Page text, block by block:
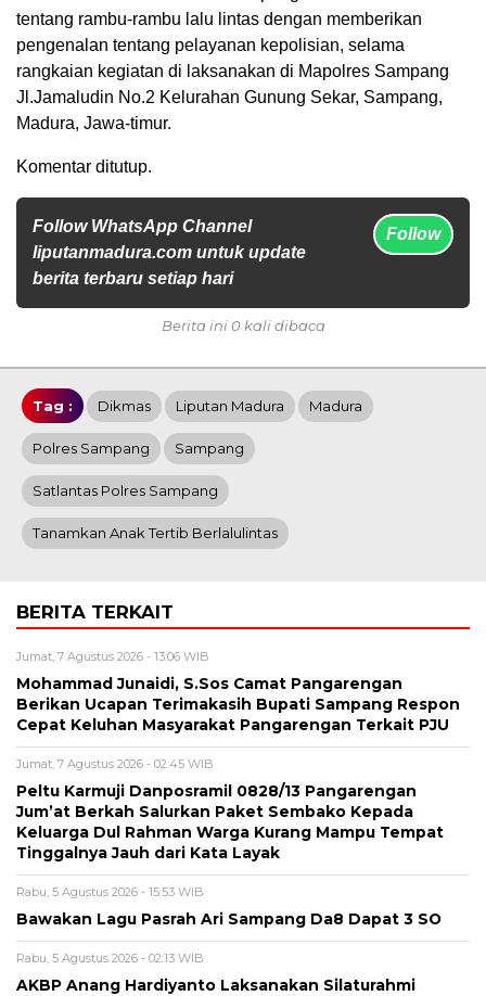
tentang rambu-rambu lalu lintas dengan memberikan
pengenalan tentang pelayanan kepolisian, selama
rangkaian kegiatan di laksanakan di Mapolres Sampang
Jl.Jamaludin No.2 Kelurahan Gunung Sekar, Sampang,
Madura, Jawa-timur.
Komentar ditutup.
Follow WhatsApp Channel
liputanmadura.com untuk update
berita terbaru setiap hari
Follow
Berita ini 0 kali dibaca
Tag : Dikmas Liputan Madura Madura
Polres Sampang Sampang
Satlantas Polres Sampang
Tanamkan Anak Tertib Berlalulintas
BERITA TERKAIT
Jumat, 7 Agustus 2026 - 13:06 WIB
Mohammad Junaidi, S.Sos Camat Pangarengan
Berikan Ucapan Terimakasih Bupati Sampang Respon
Cepat Keluhan Masyarakat Pangarengan Terkait PJU
Jumat, 7 Agustus 2026 - 02:45 WIB
Peltu Karmuji Danposramil 0828/13 Pangarengan
Jum’at Berkah Salurkan Paket Sembako Kepada
Keluarga Dul Rahman Warga Kurang Mampu Tempat
Tinggalnya Jauh dari Kata Layak
Rabu, 5 Agustus 2026 - 15:53 WIB
Bawakan Lagu Pasrah Ari Sampang Da8 Dapat 3 SO
Rabu, 5 Agustus 2026 - 02:13 WIB
AKBP Anang Hardiyanto Laksanakan Silaturahmi